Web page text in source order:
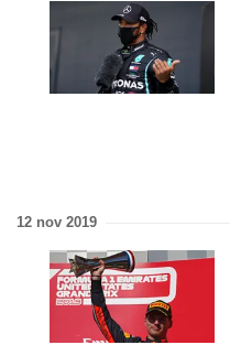
12 nov 2019